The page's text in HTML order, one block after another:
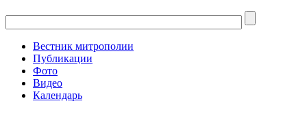
Вестник митрополии
Публикации
Фото
Видео
Календарь